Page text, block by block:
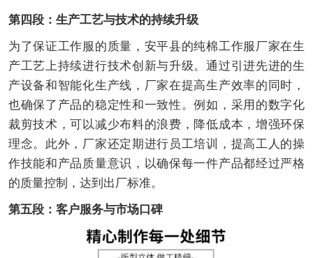
第四段：生产工艺与技术的持续升级
为了保证工作服的质量，安平县的纯棉工作服厂家在生
产工艺上持续进行技术创新与升级。通过引进先进的生
产设备和智能化生产线，厂家在提高生产效率的同时，
也确保了产品的稳定性和一致性。例如，采用的数字化
裁剪技术，可以减少布料的浪费，降低成本，增强环保
理念。此外，厂家还定期进行员工培训，提高工人的操
作技能和产品质量意识，以确保每一件产品都经过严格
的质量控制，达到出厂标准。
第五段：客户服务与市场口碑